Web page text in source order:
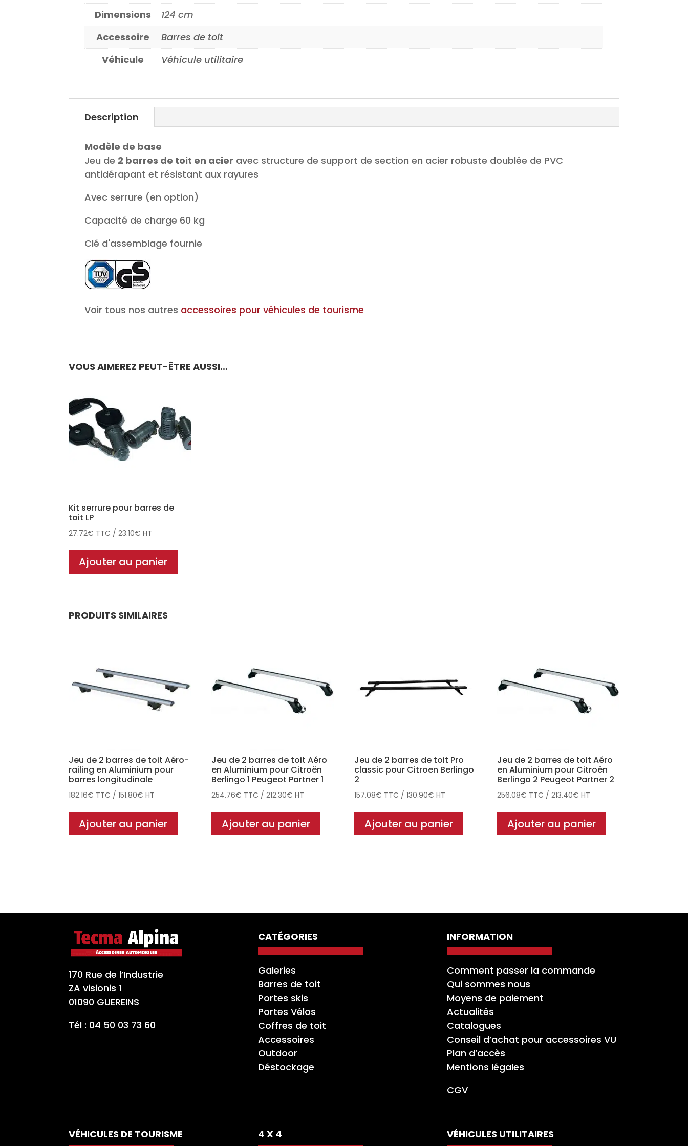
Dimensions
124 cm
Accessoire
Barres de toit
Véhicule
Véhicule utilitaire
Description
Modèle de base
Jeu de 2 barres de toit en acier avec structure de support de section en acier robuste doublée de PVC
antidérapant et résistant aux rayures
Avec serrure (en option)
Capacité de charge 60 kg
Clé d'assemblage fournie
Voir tous nos autres accessoires pour véhicules de tourisme
VOUS AIMEREZ PEUT-ÊTRE AUSSI…
Kit serrure pour barres de
toit LP
27.72€ TTC /23.10€ HT
Ajouter au panier
PRODUITS SIMILAIRES
Jeu de 2 barres de toit Aéro-
railing en Aluminium pour
barres longitudinale
182.16€ TTC /151.80€ HT
Ajouter au panier
Jeu de 2 barres de toit Aéro
en Aluminium pour Citroën
Berlingo 1 Peugeot Partner 1
254.76€ TTC /212.30€ HT
Ajouter au panier
Jeu de 2 barres de toit Pro
classic pour Citroen Berlingo
2
157.08€ TTC /130.90€ HT
Ajouter au panier
Jeu de 2 barres de toit Aéro
en Aluminium pour Citroën
Berlingo 2 Peugeot Partner 2
256.08€ TTC /213.40€ HT
Ajouter au panier
170 Rue de l’Industrie
ZA visionis 1
01090 GUEREINS
Tél : 04 50 03 73 60
CATÉGORIES
Galeries
Barres de toit
Portes skis
Portes Vélos
Coffres de toit
Accessoires
Outdoor
Déstockage
INFORMATION
Comment passer la commande
Qui sommes nous
Moyens de paiement
Actualités
Catalogues
Conseil d’achat pour accessoires VU
Plan d’accès
Mentions légales
CGV
VÉHICULES DE TOURISME 4 X 4 VÉHICULES UTILITAIRES